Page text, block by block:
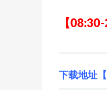
【
下载地址